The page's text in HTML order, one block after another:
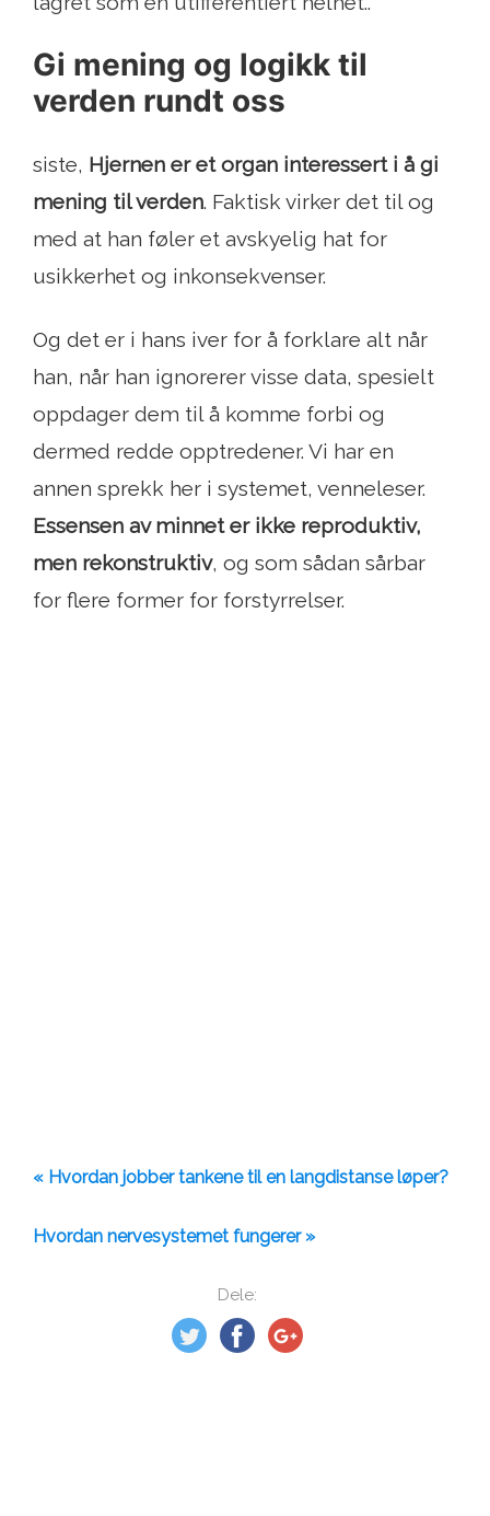
Dele:
Gi mening og logikk til
verden rundt oss
siste, Hjernen er et organ interessert i å gi
mening til verden. Faktisk virker det til og
med at han føler et avskyelig hat for
usikkerhet og inkonsekvenser.
Og det er i hans iver for å forklare alt når
han, når han ignorerer visse data, spesielt
oppdager dem til å komme forbi og
dermed redde opptredener. Vi har en
annen sprekk her i systemet, venneleser.
Essensen av minnet er ikke reproduktiv,
men rekonstruktiv, og som sådan sårbar
for flere former for forstyrrelser.
« Hvordan jobber tankene til en langdistanse løper?
Hvordan nervesystemet fungerer »